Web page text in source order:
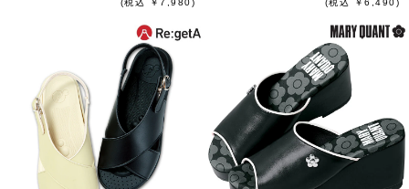
(税込 ￥7,980) (税込 ￥6,490)